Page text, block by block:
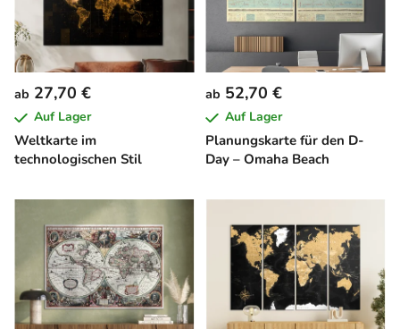
Weltkarte im
technologischen Stil
ab 27,70 €
Auf Lager
Planungskarte für den D-
Day – Omaha Beach
ab 52,70 €
Auf Lager